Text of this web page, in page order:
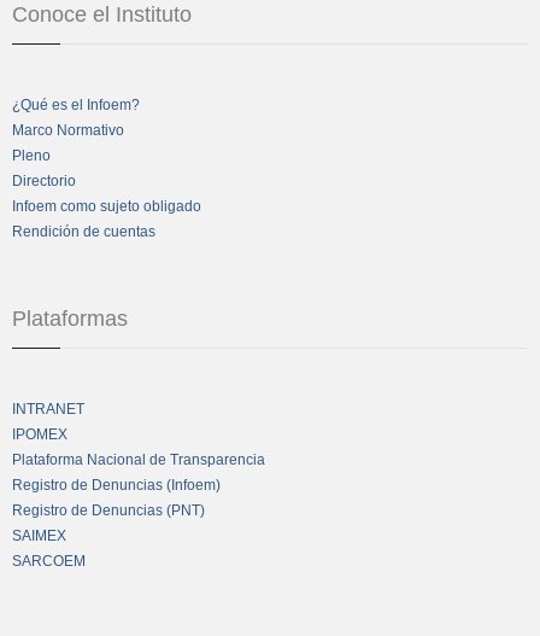
Conoce el Instituto
¿Qué es el Infoem?
Marco Normativo
Pleno
Directorio
Infoem como sujeto obligado
Rendición de cuentas
Plataformas
INTRANET
IPOMEX
Plataforma Nacional de Transparencia
Registro de Denuncias (Infoem)
Registro de Denuncias (PNT)
SAIMEX
SARCOEM